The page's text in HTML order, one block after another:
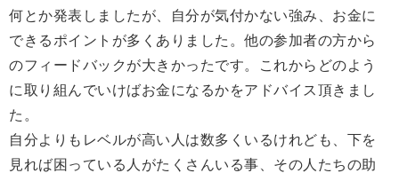
何とか発表しましたが、自分が気付かない強み、お金に
できるポイントが多くありました。他の参加者の方から
のフィードバックが大きかったです。これからどのよう
に取り組んでいけばお金になるかをアドバイス頂きまし
た。
自分よりもレベルが高い人は数多くいるけれども、下を
見れば困っている人がたくさんいる事、その人たちの助